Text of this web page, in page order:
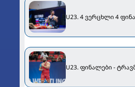
U23. 4 ვერცხლი 4
U23. ფინალები -